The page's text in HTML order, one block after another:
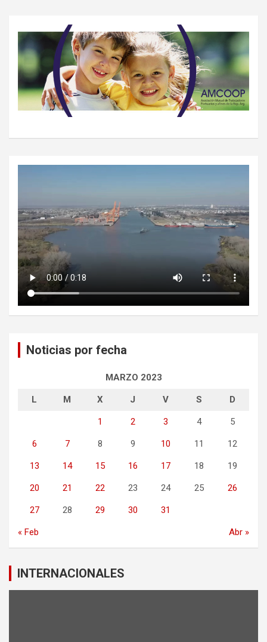
Noticias por fecha
MARZO 2023
L M X J V S D
1 2 3 4 5
6 7 8 9 10 11 12
13 14 15 16 17 18 19
20 21 22 23 24 25 26
27 28 29 30 31
« Feb Abr »
INTERNACIONALES